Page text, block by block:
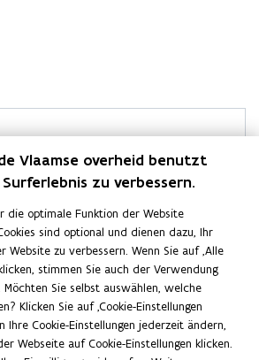
t
e
r
)
Vlaamse overheid benutzt
zu verbessern.
die optimale Funktion der Website
sind optional und dienen dazu, Ihr
Website zu verbessern. Wenn Sie auf ‚Alle
stimmen Sie auch der Verwendung
Möchten Sie selbst auswählen, welche
Klicken Sie auf ‚Cookie-Einstellungen
Ihre Cookie-Einstellungen jederzeit ändern,
Webseite auf Cookie-Einstellungen klicken.